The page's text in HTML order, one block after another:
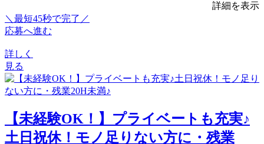
詳細を表示
＼最短45秒で完了／
応募へ進む
詳しく
見る
【未経験OK！】プライベートも充実♪
土日祝休！モノ足りない方に・残業